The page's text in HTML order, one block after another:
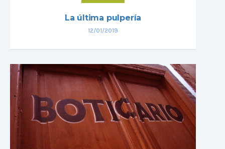
La última pulpería
12/01/2019